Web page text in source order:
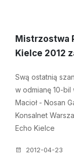
Mistrzostwa
Kielce 2012
Swą ostatnią
w odmianę 10-
Macioł - Nosan
Konsalnet
Echo Kielce
2012-04-23